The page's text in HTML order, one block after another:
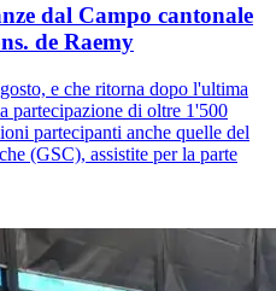
dal Campo cantonale
de Raemy
e che ritorna dopo l'ultima
partecipazione di oltre 1'500
partecipanti anche quelle del
(GSC), assistite per la parte